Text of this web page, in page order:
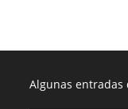
Algunas entradas